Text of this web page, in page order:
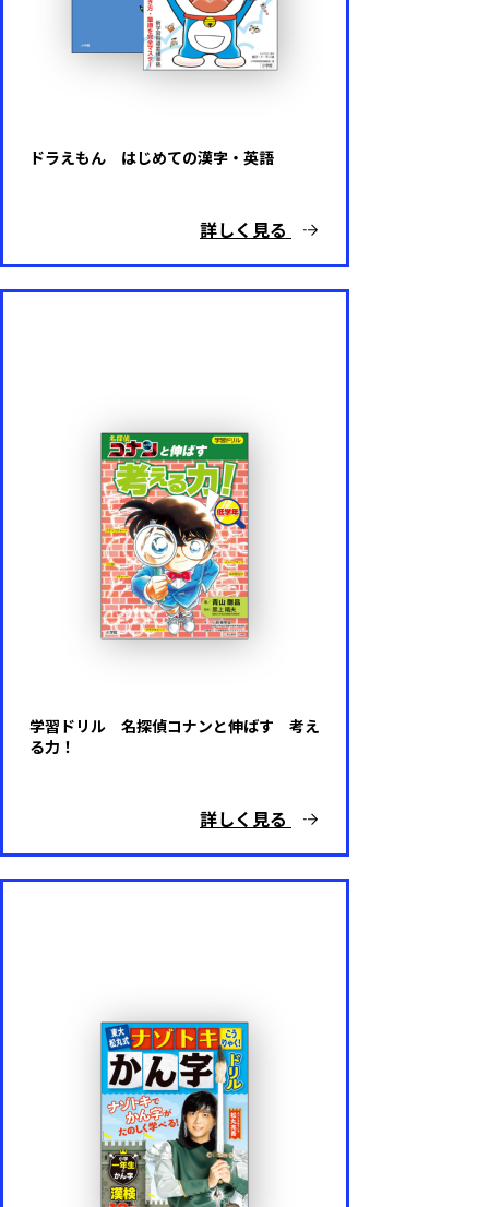
ドラえもん はじめての漢字・英語
詳しく見る
学習ドリル 名探偵コナンと伸ばす 考え
る力！
詳しく見る